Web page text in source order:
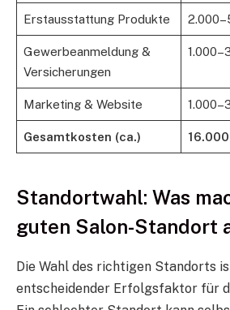
Erstausstattung Produkte
Gewerbeanmeldung &
Versicherungen
Marketing & Website
Gesamtkosten (ca.)
Standortwahl: Was
guten Salon-Standort
Die Wahl des richtigen Standorts
entscheidender Erfolgsfaktor für